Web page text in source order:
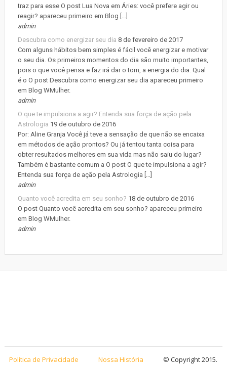
traz para esse O post Lua Nova em Áries: você prefere agir ou
reagir? apareceu primeiro em Blog […]
admin
Descubra como energizar seu dia 8 de fevereiro de 2017
Com alguns hábitos bem simples é fácil você energizar e motivar
o seu dia. Os primeiros momentos do dia são muito importantes,
pois o que você pensa e faz irá dar o tom, a energia do dia. Qual
é o O post Descubra como energizar seu dia apareceu primeiro
em Blog WMulher.
admin
O que te impulsiona a agir? Entenda sua força de ação pela
Astrologia 19 de outubro de 2016
Por: Aline Granja Você já teve a sensação de que não se encaixa
em métodos de ação prontos? Ou já tentou tanta coisa para
obter resultados melhores em sua vida mas não saiu do lugar?
Também é bastante comum a O post O que te impulsiona a agir?
Entenda sua força de ação pela Astrologia […]
admin
Quanto você acredita em seu sonho? 18 de outubro de 2016
O post Quanto você acredita em seu sonho? apareceu primeiro
em Blog WMulher.
admin
Política de Privacidade Nossa História © Copyright 2015.